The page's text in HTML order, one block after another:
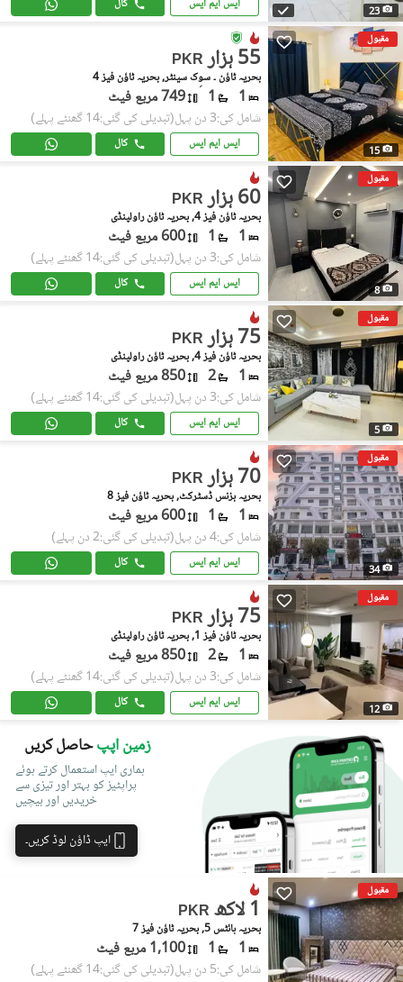
23 ایس ایم ایس کال
مقبول
15
PKR 55 ہزار
بحریہ ٹاؤن ۔ سوِک سینٹر, بحریہ ٹاؤن فیز 4
1
1 749 مربع فیٹ
شامل کی:3 دن پہل (تبدیلی کی گئی:14 گھنٹے پہلے)
ایس ایم ایس کال
مقبول
8
PKR 60 ہزار
بحریہ ٹاؤن فیز 4, بحریہ ٹاؤن راولپنڈی
1
1 600 مربع فیٹ
شامل کی:3 دن پہل (تبدیلی کی گئی:14 گھنٹے پہلے)
ایس ایم ایس کال
مقبول
5
PKR 75 ہزار
بحریہ ٹاؤن فیز 4, بحریہ ٹاؤن راولپنڈی
1
2 850 مربع فیٹ
شامل کی:3 دن پہل (تبدیلی کی گئی:14 گھنٹے پہلے)
ایس ایم ایس کال
مقبول
34
PKR 70 ہزار
بحریہ بزنس ڈسٹرکٹ, بحریہ ٹاؤن فیز 8
1
1 600 مربع فیٹ
شامل کی:4 دن پہل (تبدیلی کی گئی:2 دن پہلے)
ایس ایم ایس کال
مقبول
12
PKR 75 ہزار
بحریہ ٹاؤن فیز 1, بحریہ ٹاؤن راولپنڈی
1
2 850 مربع فیٹ
شامل کی:3 دن پہل (تبدیلی کی گئی:14 گھنٹے پہلے)
ایس ایم ایس کال
زمین اپپحاصل کریں
ہماری ایپ استعمال کرتے ہوئے
پراپٹیز کو بہتر اور تیزی سے
خریدیں اور بیچیں
ایپ ڈاؤن لوڈ کریں۔
مقبول
PKR 1 لاکھ
بحریہ ہائٹس 5, بحریہ ٹاؤن فیز 7
1
1 1,100 مربع فیٹ
شامل کی:5 دن پہل (تبدیلی کی گئی:14 گھنٹے پہلے)